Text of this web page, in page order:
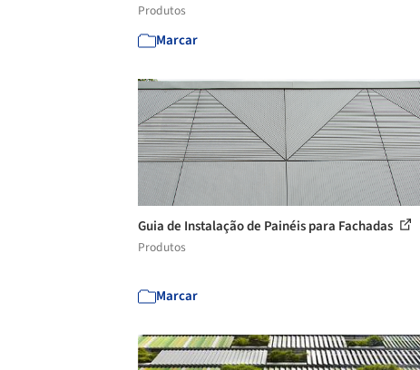
Produtos
Marcar
Guia de Instalação de Painéis para Fachadas
Produtos
Marcar